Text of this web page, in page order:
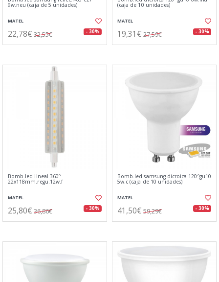
9w.neu (caja de 5 unidades)
MATEL
22,78€ 32,55€ - 30%
(caja de 10 unidades)
MATEL
19,31€ 27,59€ - 30%
Bomb.led lineal 360º
22x118mm.regu.12w.f
MATEL
25,80€ 36,86€ - 30%
Bomb.led samsung dicroica 120ºgu10
5w.c (caja de 10 unidades)
MATEL
41,50€ 59,29€ - 30%